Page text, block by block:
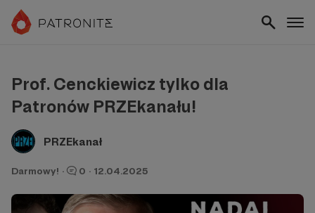
Prof. Cenckiewicz tylko dla
Patronów PRZEkanału!
PRZEkanał
Darmowy! · 0 · 12.04.2025